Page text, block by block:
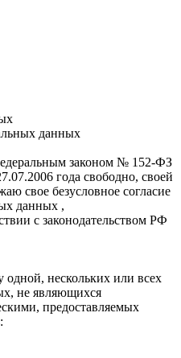
данных
законом № 152-ФЗ
года свободно, своей
свое безусловное согласие
данных ,
с законодательством РФ
одной, нескольких или всех
не являющихся
предоставляемых